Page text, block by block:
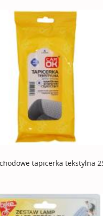
tapicerka tekstylna